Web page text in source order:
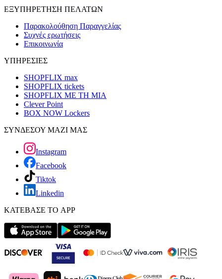
ΕΞΥΠΗΡΕΤΗΣΗ ΠΕΛΑΤΩΝ
Παρακολούθηση Παραγγελίας
Συχνές ερωτήσεις
Επικοινωνία
ΥΠΗΡΕΣΙΕΣ
SHOPFLIX max
SHOPFLIX tickets
SHOPFLIX ΜΕ ΤΗ ΜΙΑ
Clever Point
BOX NOW Lockers
ΣΥΝΔΕΣΟΥ ΜΑΖΙ ΜΑΣ
Instagram
Facebook
Tiktok
Linkedin
ΚΑΤΕΒΑΣΕ ΤΟ APP